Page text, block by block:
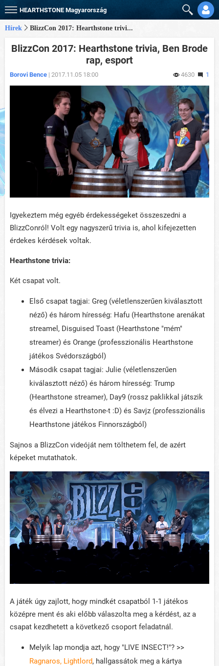
HEARTHSTONE Magyarország
Hírek BlizzCon 2017: Hearthstone trivi...
BlizzCon 2017: Hearthstone trivia, Ben Brode
rap, esport
Borovi Bence | 2017.11.05 18:00 4630 1
Igyekeztem még egyéb érdekességeket összeszedni a
BlizzConról! Volt egy nagyszerű trivia is, ahol kifejezetten
érdekes kérdések voltak.
Hearthstone trivia:
Két csapat volt.
Első csapat tagjai: Greg (véletlenszerűen kiválasztott
néző) és három híresség: Hafu (Hearthstone arenákat
streamel, Disguised Toast (Hearthstone "mém"
streamer) és Orange (professzionális Hearthstone
játékos Svédországból)
Második csapat tagjai: Julie (véletlenszerűen
kiválasztott néző) és három híresség: Trump
(Hearthstone streamer), Day9 (rossz paklikkal játszik
és élvezi a Hearthstone-t :D) és Savjz (professzionális
Hearthstone játékos Finnországból)
Sajnos a BlizzCon videóját nem tölthetem fel, de azért
képeket mutathatok.
A játék úgy zajlott, hogy mindkét csapatból 1-1 játékos
középre ment és aki előbb válaszolta meg a kérdést, az a
csapat kezdhetett a következő csoport feladatnál.
Melyik lap mondja azt, hogy "LIVE INSECT!"? >>
Ragnaros, Lightlord, hallgassátok meg a kártya